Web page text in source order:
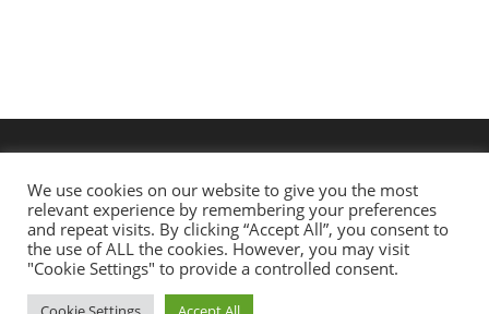
We use cookies on our website to give you the most
relevant experience by remembering your preferences
and repeat visits. By clicking “Accept All”, you consent to
the use of ALL the cookies. However, you may visit
"Cookie Settings" to provide a controlled consent.